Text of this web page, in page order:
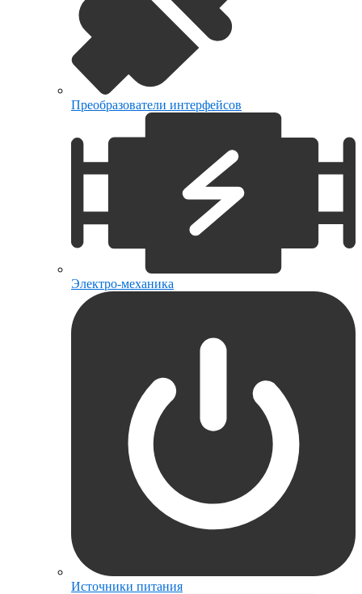
Преобразователи интерфейсов
Электро-механика
Источники питания